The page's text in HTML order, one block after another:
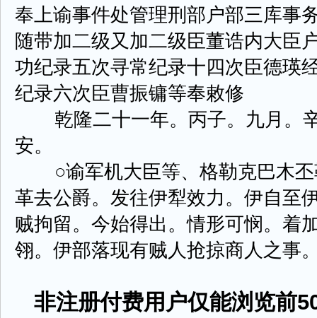
奉上谕事件处管理刑部户部三库事
随带加二级又加二级臣董诰内大臣
功纪录五次寻常纪录十四次臣德瑛
纪录六次臣曹振镛等奉敕修
乾隆二十一年。丙子。九月。
安。
○谕军机大臣等、格勒克巴木丕
革去公爵。发往伊犁效力。伊自至
贼拘留。今始得出。情形可悯。着
翎。伊部落现有贼人抢掠商人之事
非注册付费用户仅能浏览前